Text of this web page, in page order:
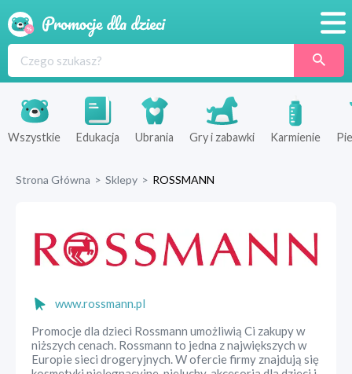
Produkty
Sklepy
Wszystkie Edukacja Ubrania Gry i zabawki Karmienie
Strona Główna > Sklepy > ROSSMANN
www.rossmann.pl
Promocje dla dzieci Rossmann umożliwią Ci zakupy w
niższych cenach. Rossmann to jedna z największych w
Europie sieci drogeryjnych. W ofercie firmy znajdują się